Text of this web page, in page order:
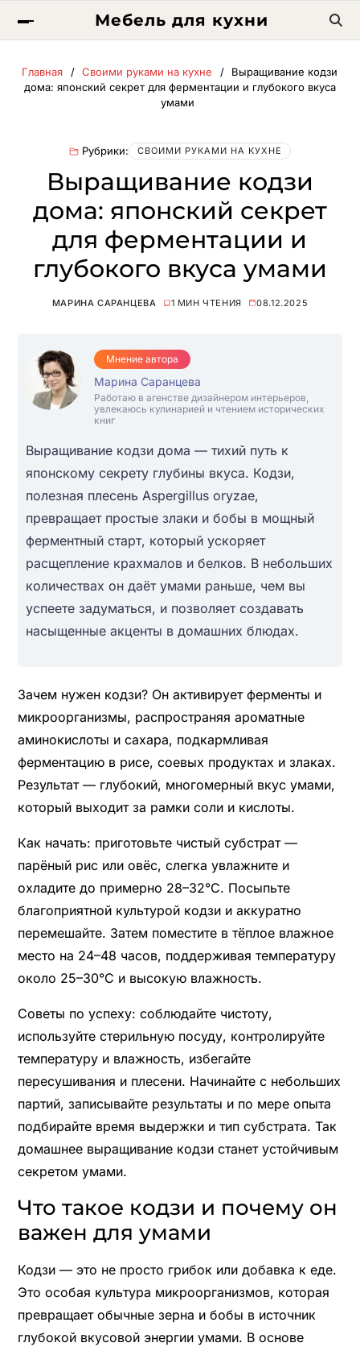
Мебель для кухни
Главная Своими руками на кухне
Выращивание кодзи
дома: японский секрет для ферментации и глубокого вкуса
умами
Рубрики: СВОИМИ РУКАМИ НА КУХНЕ
Выращивание кодзи
дома: японский секрет
для ферментации и
глубокого вкуса умами
МАРИНА САРАНЦЕВА 1 МИН ЧТЕНИЯ 08.12.2025
Мнение автора
Марина Саранцева
Работаю в агенстве дизайнером интерьеров,
увлекаюсь кулинарией и чтением исторических
книг
Выращивание кодзи дома — тихий путь к
японскому секрету глубины вкуса. Кодзи,
полезная плесень Aspergillus oryzae,
превращает простые злаки и бобы в мощный
ферментный старт, который ускоряет
расщепление крахмалов и белков. В небольших
количествах он даёт умами раньше, чем вы
успеете задуматься, и позволяет создавать
насыщенные акценты в домашних блюдах.
Зачем нужен кодзи? Он активирует ферменты и
микроорганизмы, распространяя ароматные
аминокислоты и сахара, подкармливая
ферментацию в рисе, соевых продуктах и злаках.
Результат — глубокий, многомерный вкус умами,
который выходит за рамки соли и кислоты.
Как начать: приготовьте чистый субстрат —
парёный рис или овёс, слегка увлажните и
охладите до примерно 28–32°C. Посыпьте
благоприятной культурой кодзи и аккуратно
перемешайте. Затем поместите в тёплое влажное
место на 24–48 часов, поддерживая температуру
около 25–30°C и высокую влажность.
Советы по успеху: соблюдайте чистоту,
используйте стерильную посуду, контролируйте
температуру и влажность, избегайте
пересушивания и плесени. Начинайте с небольших
партий, записывайте результаты и по мере опыта
подбирайте время выдержки и тип субстрата. Так
домашнее выращивание кодзи станет устойчивым
секретом умами.
Что такое кодзи и почему он
важен для умами
Кодзи — это не просто грибок или добавка к еде.
Это особая культура микроорганизмов, которая
превращает обычные зерна и бобы в источник
глубокой вкусовой энергии умами. В основе